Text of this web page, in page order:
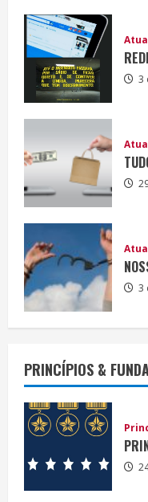
3
3
PRINCÍPIOS &